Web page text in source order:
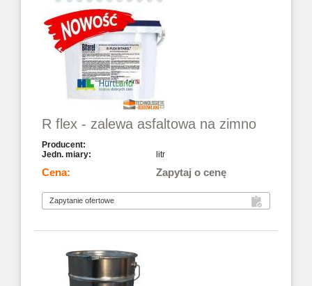
R flex - zalewa asfaltowa na zimno
litr
Zapytaj o cenę